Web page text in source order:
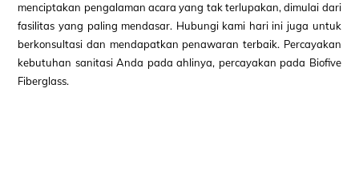
menciptakan pengalaman acara yang tak terlupakan, dimulai dari
fasilitas yang paling mendasar. Hubungi kami hari ini juga untuk
berkonsultasi dan mendapatkan penawaran terbaik. Percayakan
kebutuhan sanitasi Anda pada ahlinya, percayakan pada Biofive
Fiberglass.